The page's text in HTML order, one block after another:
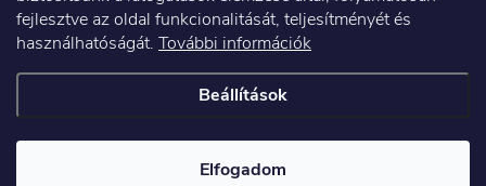
fejlesztve az oldal funkcionalitását, teljesítményét és
használhatóságát. További információk
Beállítások
Elfogadom
Copyright 2026Elektroshock.hu. Minden jog fenntartva.